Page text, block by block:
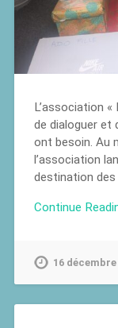
L’association «
de dialoguer et
ont besoin. Au
l’association
destination des
Continue
16 décembre